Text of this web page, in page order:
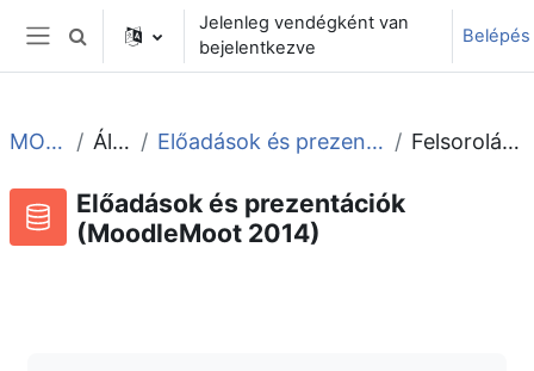
Tovább a fő tartalomhoz
Oldalpanel
Keresési bemeneti adatok váltása
Jelenleg vendégként van
bejelentkezve
Belépés
MOOT2014 Általános Előadások és prezentációk (MoodleMoot 2014) Felsorolás megtekintése
Előadások és prezentációk
(MoodleMoot 2014)